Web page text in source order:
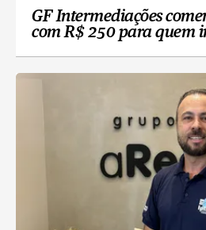
GF Intermediações
com R$ 250 para quem